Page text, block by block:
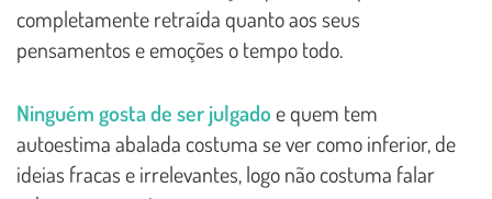
completamente retraída quanto aos seus
pensamentos e emoções o tempo todo.
Ninguém gosta de ser julgado e quem tem
autoestima abalada costuma se ver como inferior, de
ideias fracas e irrelevantes, logo não costuma falar